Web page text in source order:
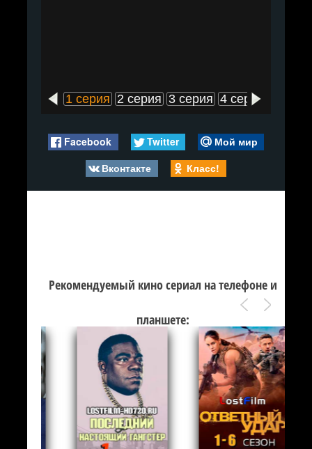
1 серия 2 серия 3 серия 4 серия
Facebook Twitter
Мой мир
Вконтакте
Класс!
Рекомендуемый кино сериал на телефоне и
планшете: